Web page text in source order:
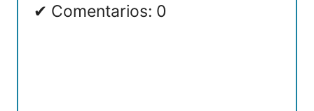
Comentarios: 0